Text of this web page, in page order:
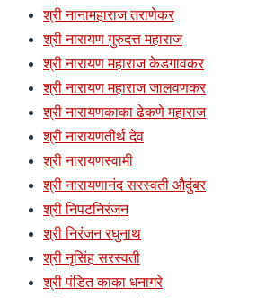
श्री नानामहाराज तराणेकर
श्री नारायण गुरुदत्त महाराज
श्री नारायण महाराज केडगावकर
श्री नारायण महाराज जालवणकर
श्री नारायणकाका ढेकणे महाराज
श्री नारायणतीर्थ देव
श्री नारायणस्वामी
श्री नारायणानंद सरस्वती औदुंबर
श्री निपटनिरंजन
श्री निरंजन रघुनाथ
श्री नृसिंह सरस्वती
श्री पंडित काका धनागरे